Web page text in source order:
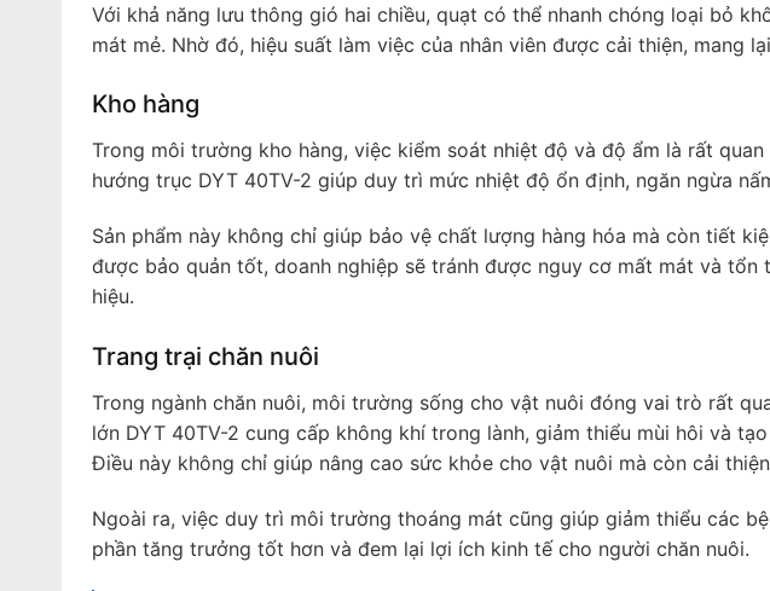
Với khả năng lưu thông gió hai chiều, quạt có thể nhanh chóng loại bỏ
mát mẻ. Nhờ đó, hiệu suất làm việc của nhân viên được cải thiện, mang
Kho hàng
Trong môi trường kho hàng, việc kiểm soát nhiệt độ và độ ẩm là rất
hướng trục DYT 40TV-2 giúp duy trì mức nhiệt độ ổn định, ngăn ngừa
Sản phẩm này không chỉ giúp bảo vệ chất lượng hàng hóa mà còn tiết
được bảo quản tốt, doanh nghiệp sẽ tránh được nguy cơ mất mát và
hiệu.
Trang trại chăn nuôi
Trong ngành chăn nuôi, môi trường sống cho vật nuôi đóng vai trò rất
lớn DYT 40TV-2 cung cấp không khí trong lành, giảm thiểu mùi hôi và
Điều này không chỉ giúp nâng cao sức khỏe cho vật nuôi mà còn cải
Ngoài ra, việc duy trì môi trường thoáng mát cũng giúp giảm thiểu các
phần tăng trưởng tốt hơn và đem lại lợi ích kinh tế cho người chăn nuôi.